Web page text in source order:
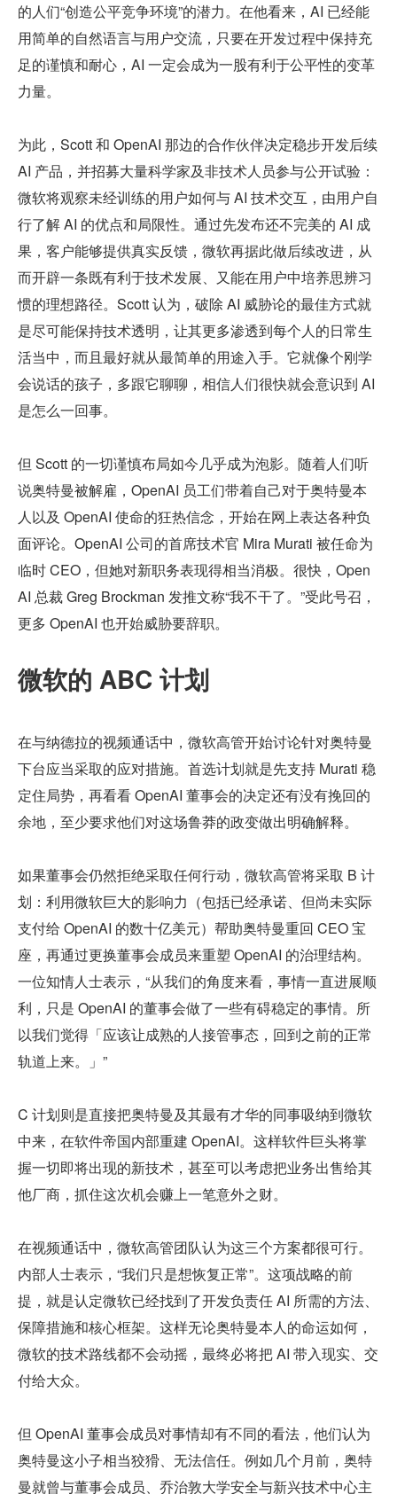
的人们“创造公平竞争环境”的潜力。在他看来，AI 已经能
用简单的自然语言与用户交流，只要在开发过程中保持充
足的谨慎和耐心，AI 一定会成为一股有利于公平性的变革
力量。
为此，Scott 和 OpenAI 那边的合作伙伴决定稳步开发后续
AI 产品，并招募大量科学家及非技术人员参与公开试验：
微软将观察未经训练的用户如何与 AI 技术交互，由用户自
行了解 AI 的优点和局限性。通过先发布还不完美的 AI 成
果，客户能够提供真实反馈，微软再据此做后续改进，从
而开辟一条既有利于技术发展、又能在用户中培养思辨习
惯的理想路径。Scott 认为，破除 AI 威胁论的最佳方式就
是尽可能保持技术透明，让其更多渗透到每个人的日常生
活当中，而且最好就从最简单的用途入手。它就像个刚学
会说话的孩子，多跟它聊聊，相信人们很快就会意识到 AI
是怎么一回事。
但 Scott 的一切谨慎布局如今几乎成为泡影。随着人们听
说奥特曼被解雇，OpenAI 员工们带着自己对于奥特曼本
人以及 OpenAI 使命的狂热信念，开始在网上表达各种负
面评论。OpenAI 公司的首席技术官 Mira Murati 被任命为
临时 CEO，但她对新职务表现得相当消极。很快，Open
AI 总裁 Greg Brockman 发推文称“我不干了。”受此号召，
更多 OpenAI 也开始威胁要辞职。
微软的 ABC 计划
在与纳德拉的视频通话中，微软高管开始讨论针对奥特曼
下台应当采取的应对措施。首选计划就是先支持 Murati 稳
定住局势，再看看 OpenAI 董事会的决定还有没有挽回的
余地，至少要求他们对这场鲁莽的政变做出明确解释。
如果董事会仍然拒绝采取任何行动，微软高管将采取 B 计
划：利用微软巨大的影响力（包括已经承诺、但尚未实际
支付给 OpenAI 的数十亿美元）帮助奥特曼重回 CEO 宝
座，再通过更换董事会成员来重塑 OpenAI 的治理结构。
一位知情人士表示，“从我们的角度来看，事情一直进展顺
利，只是 OpenAI 的董事会做了一些有碍稳定的事情。所
以我们觉得「应该让成熟的人接管事态，回到之前的正常
轨道上来。」”
C 计划则是直接把奥特曼及其最有才华的同事吸纳到微软
中来，在软件帝国内部重建 OpenAI。这样软件巨头将掌
握一切即将出现的新技术，甚至可以考虑把业务出售给其
他厂商，抓住这次机会赚上一笔意外之财。
在视频通话中，微软高管团队认为这三个方案都很可行。
内部人士表示，“我们只是想恢复正常”。这项战略的前
提，就是认定微软已经找到了开发负责任 AI 所需的方法、
保障措施和核心框架。这样无论奥特曼本人的命运如何，
微软的技术路线都不会动摇，最终必将把 AI 带入现实、交
付给大众。
但 OpenAI 董事会成员对事情却有不同的看法，他们认为
奥特曼这小子相当狡猾、无法信任。例如几个月前，奥特
曼就曾与董事会成员、乔治敦大学安全与新兴技术中心主